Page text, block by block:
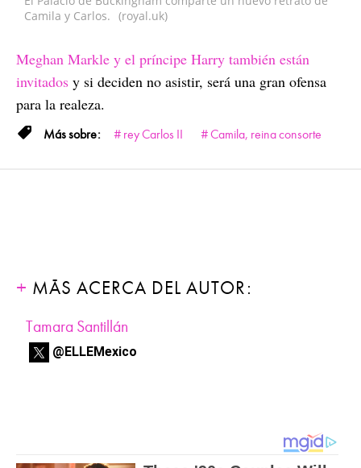
Camila y Carlos. (royal.uk)
Meghan Markle y el príncipe Harry también están
invitados y si deciden no asistir, será una gran ofensa
para la realeza.
rey Carlos II Camila, reina consorte
MÁS ACERCA DEL AUTOR:
Tamara Santillán
@ELLEMexico